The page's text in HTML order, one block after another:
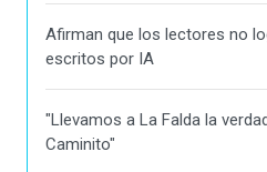
Afirman que los lectores no
escritos por IA
"Llevamos a La Falda la
Caminito"